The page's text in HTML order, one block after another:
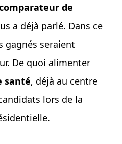
de
a déjà parlé. Dans ce
gagnés seraient
De quoi alimenter
santé, déjà au centre
lors de la